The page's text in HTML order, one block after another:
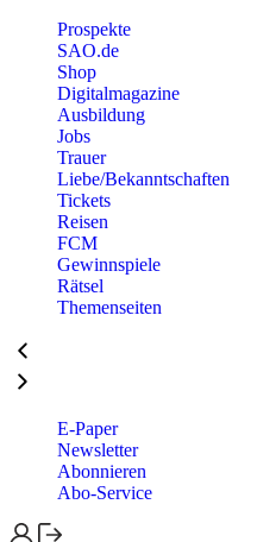
Prospekte
SAO.de
Shop
Digitalmagazine
Ausbildung
Jobs
Trauer
Liebe/Bekanntschaften
Tickets
Reisen
FCM
Gewinnspiele
Rätsel
Themenseiten
E-Paper
Newsletter
Abonnieren
Abo-Service